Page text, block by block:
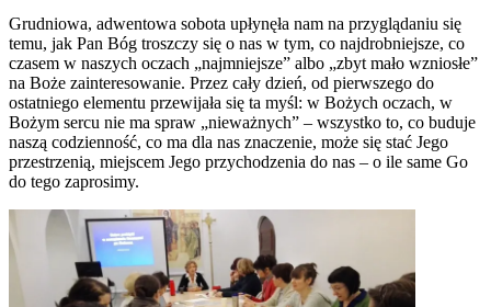
Grudniowa, adwentowa sobota upłynęła nam na przyglądaniu się
temu, jak Pan Bóg troszczy się o nas w tym, co najdrobniejsze, co
czasem w naszych oczach „najmniejsze” albo „zbyt mało wzniosłe”
na Boże zainteresowanie. Przez cały dzień, od pierwszego do
ostatniego elementu przewijała się ta myśl: w Bożych oczach, w
Bożym sercu nie ma spraw „nieważnych” – wszystko to, co buduje
naszą codzienność, co ma dla nas znaczenie, może się stać Jego
przestrzenią, miejscem Jego przychodzenia do nas – o ile same Go
do tego zaprosimy.